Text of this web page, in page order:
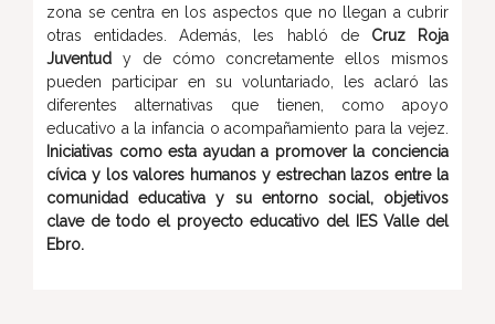
zona se centra en los aspectos que no llegan a cubrir
otras entidades. Además, les habló deCruz Roja
Juventud y de cómo concretamente ellos mismos
pueden participar en su voluntariado, les aclaró las
diferentes alternativas que tienen, como apoyo
educativo a la infancia o acompañamiento para la vejez.
Iniciativas como esta ayudan a promover la conciencia
cívica y los valores humanos y estrechan lazos entre la
comunidad educativa y su entorno social, objetivos
clave de todo el proyecto educativo del IES Valle del
Ebro.